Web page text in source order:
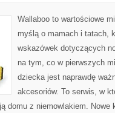
Wallaboo to wartościowe
myślą o mamach i tatach,
wskazówek dotyczących
na tym, co w pierwszych
dziecka jest naprawdę
akcesoriów. To serwis, w
domu z niemowlakiem. Nowe